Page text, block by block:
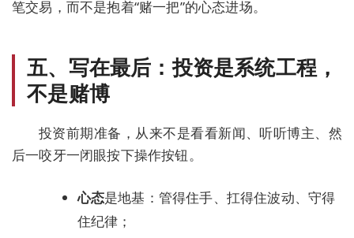
笔交易，而不是抱着“赌一把”的心态进场。
五、写在最后：投资是系统工程，
不是赌博
投资前期准备，从来不是看看新闻、听听博主、然
后一咬牙一闭眼按下操作按钮。
心态是地基：管得住手、扛得住波动、守得
住纪律；